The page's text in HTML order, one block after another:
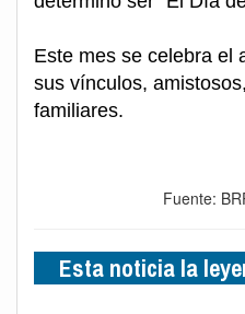
Este mes se celebra el
sus vínculos,
familiares.
Fuente:
Esta noticia la